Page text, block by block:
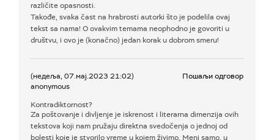
različite opasnosti.
Takođe, svaka čast na hrabrosti autorki što je podelila ovaj
tekst sa nama! O ovakvim temama neophodno je govoriti u
društvu, i ovo je (konačno) jedan korak u dobrom smeru!
(недеља, 07.мај.2023 21:02)
anonymous
Пошаљи одговор
Kontradiktornost?
Za poštovanje i divljenje je iskrenost i literarna dimenzija ovih
tekstova koji nam pružaju direktna svedočenja o jednoj od
bolesti koje je stvorilo vreme u kojem živimo. Meni samo, u